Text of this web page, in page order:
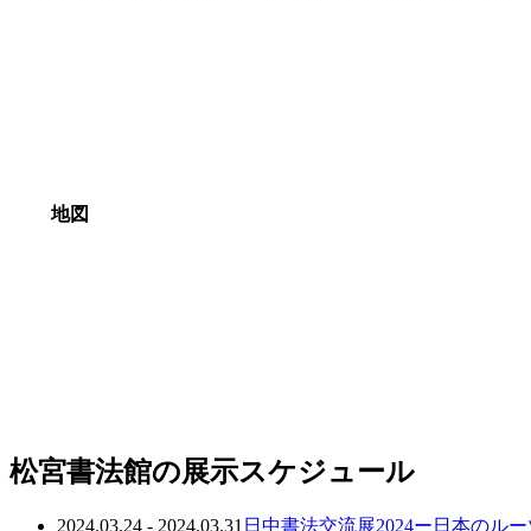
地図
松宮書法館の展示スケジュール
2024.03.24 - 2024.03.31 日中書法交流展2024ー日本のル